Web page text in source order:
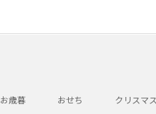
お歳暮 おせち クリスマス